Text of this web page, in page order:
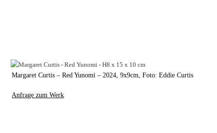
Margaret Curtis – Red Yunomi – 2024, 9x9cm, Foto: Eddie Curtis
Anfrage zum Werk